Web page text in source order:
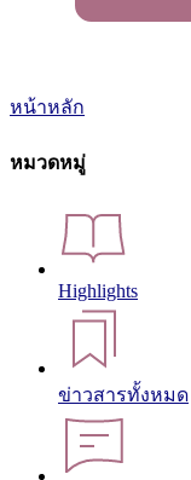
หน้าหลัก
หมวดหมู่
Highlights
ข่าวสารทั้งหมด